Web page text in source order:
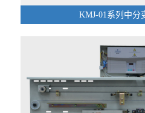
KMJ-01系列中分